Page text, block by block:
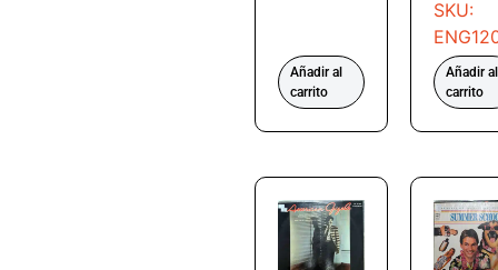
Añadir al
carrito
SKU:
Añadir al
carrito